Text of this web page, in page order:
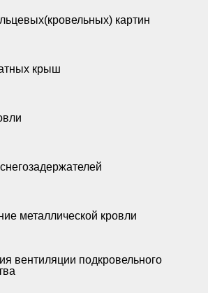
картин
крыш
металлической кровли
вентиляции подкровельного